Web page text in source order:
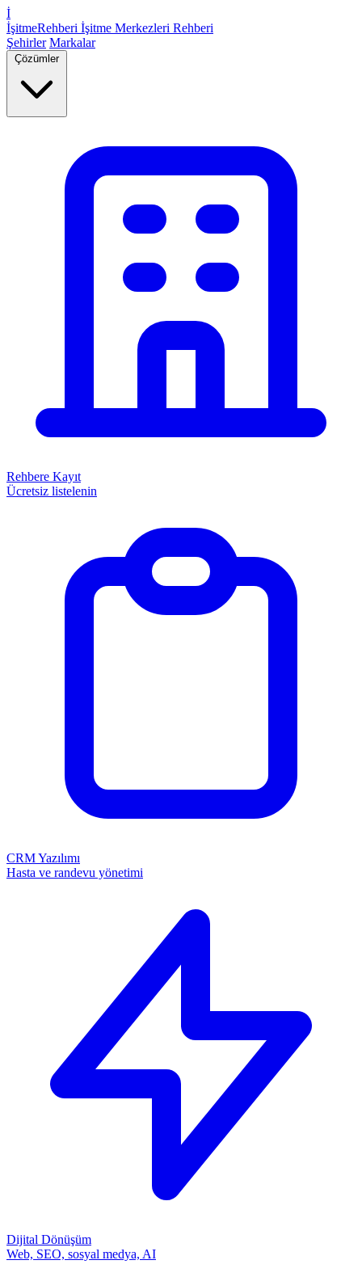
İ
İşitmeRehberi İşitme Merkezleri Rehberi
Şehirler Markalar
Çözümler
Rehbere Kayıt
Ücretsiz listelenin
CRM Yazılımı
Hasta ve randevu yönetimi
Dijital Dönüşüm
Web, SEO, sosyal medya, AI